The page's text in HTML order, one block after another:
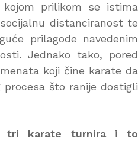
prilikom se istima
distanciranost te
prilagode navedenim
Jednako tako, pored
koji čine karate da
što ranije dostigli
tri karate turnira i to